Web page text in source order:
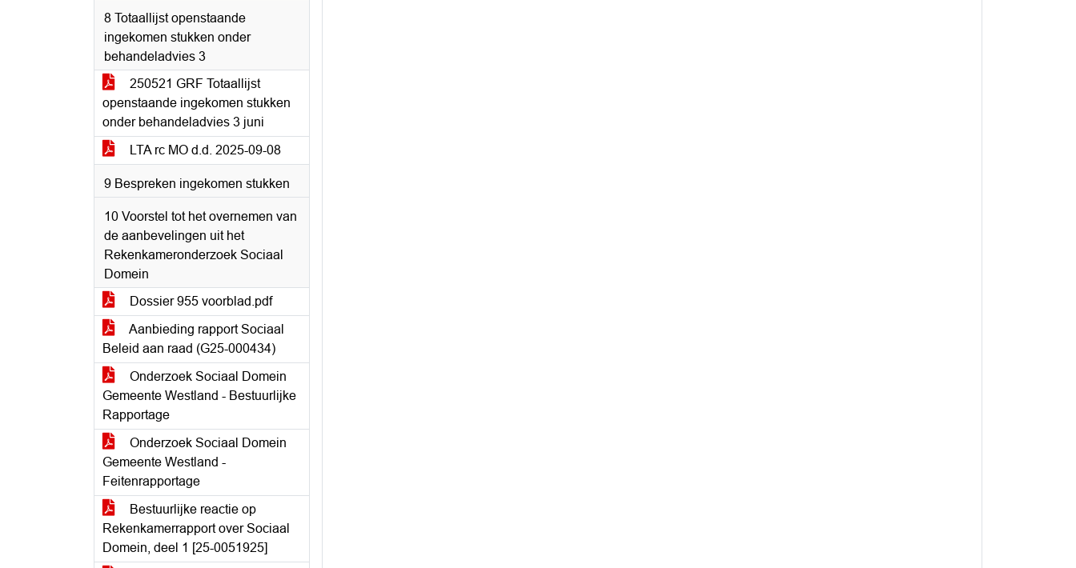
8 Totaallijst openstaande
ingekomen stukken onder
behandeladvies 3
250521 GRF Totaallijst
openstaande ingekomen stukken
onder behandeladvies 3 juni
LTA rc MO d.d. 2025-09-08
9 Bespreken ingekomen stukken
10 Voorstel tot het overnemen van
de aanbevelingen uit het
Rekenkameronderzoek Sociaal
Domein
Dossier 955 voorblad.pdf
Aanbieding rapport Sociaal
Beleid aan raad (G25-000434)
Onderzoek Sociaal Domein
Gemeente Westland - Bestuurlijke
Rapportage
Onderzoek Sociaal Domein
Gemeente Westland -
Feitenrapportage
Bestuurlijke reactie op
Rekenkamerrapport over Sociaal
Domein, deel 1 [25-0051925]